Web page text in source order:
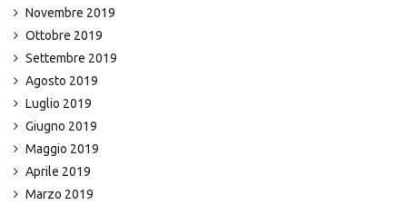
Novembre 2019
Ottobre 2019
Settembre 2019
Agosto 2019
Luglio 2019
Giugno 2019
Maggio 2019
Aprile 2019
Marzo 2019